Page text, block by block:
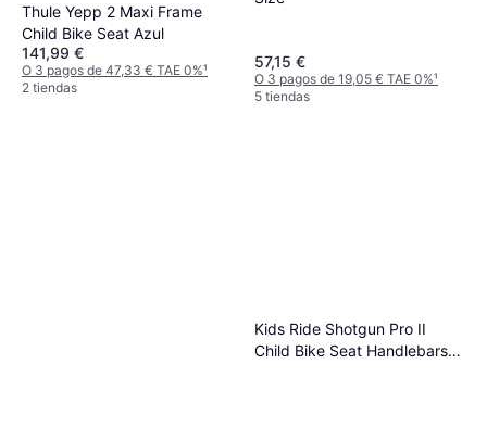
Thule Yepp 2 Maxi Frame
Child Bike Seat Azul
141,99 €
O 3 pagos de 47,33 € TAE 0%¹
2 tiendas
57,15 €
O 3 pagos de 19,05 € TAE 0%¹
5 tiendas
Kids Ride Shotgun Pro II
Child Bike Seat Handlebars